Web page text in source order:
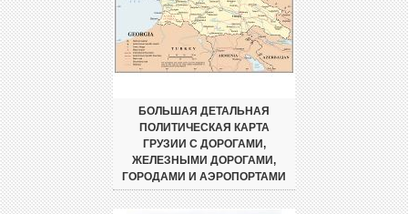
БОЛЬШАЯ ДЕТАЛЬНАЯ
ПОЛИТИЧЕСКАЯ КАРТА
ГРУЗИИ С ДОРОГАМИ,
ЖЕЛЕЗНЫМИ ДОРОГАМИ,
ГОРОДАМИ И АЭРОПОРТАМИ